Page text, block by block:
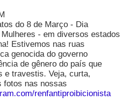
do 8 de Março - Dia
- em diversos estados
Estivemos nas ruas
genocida do governo
de gênero do país que
e travestis. Veja, curta,
fotos nas nossas
renfantiproibicionista